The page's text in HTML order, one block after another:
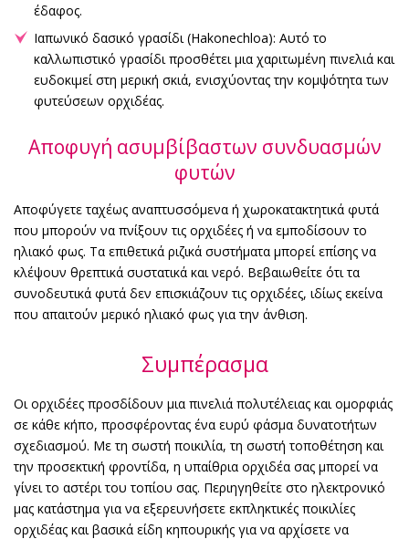
έδαφος.
Ιαπωνικό δασικό γρασίδι (Hakonechloa): Αυτό το
καλλωπιστικό γρασίδι προσθέτει μια χαριτωμένη πινελιά και
ευδοκιμεί στη μερική σκιά, ενισχύοντας την κομψότητα των
φυτεύσεων ορχιδέας.
Αποφυγή ασυμβίβαστων συνδυασμών
φυτών
Αποφύγετε ταχέως αναπτυσσόμενα ή χωροκατακτητικά φυτά
που μπορούν να πνίξουν τις ορχιδέες ή να εμποδίσουν το
ηλιακό φως. Τα επιθετικά ριζικά συστήματα μπορεί επίσης να
κλέψουν θρεπτικά συστατικά και νερό. Βεβαιωθείτε ότι τα
συνοδευτικά φυτά δεν επισκιάζουν τις ορχιδέες, ιδίως εκείνα
που απαιτούν μερικό ηλιακό φως για την άνθιση.
Συμπέρασμα
Οι ορχιδέες προσδίδουν μια πινελιά πολυτέλειας και ομορφιάς
σε κάθε κήπο, προσφέροντας ένα ευρύ φάσμα δυνατοτήτων
σχεδιασμού. Με τη σωστή ποικιλία, τη σωστή τοποθέτηση και
την προσεκτική φροντίδα, η υπαίθρια ορχιδέα σας μπορεί να
γίνει το αστέρι του τοπίου σας. Περιηγηθείτε στο ηλεκτρονικό
μας κατάστημα για να εξερευνήσετε εκπληκτικές ποικιλίες
ορχιδέας και βασικά είδη κηπουρικής για να αρχίσετε να